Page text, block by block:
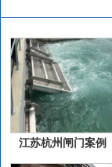
江苏杭州闸门案例